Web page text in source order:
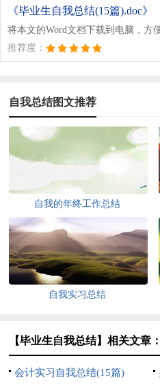
《毕业生自我总结(15篇).doc》
将本文的Word文档下载到电脑，方
推荐度：
自我总结图文推荐
自我的年终工作总结
自我实习总结
【毕业生自我总结】相关文章：
会计实习自我总结(15篇)